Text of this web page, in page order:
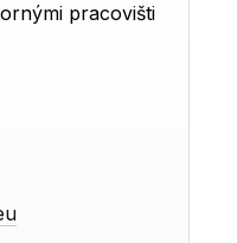
pracovišti